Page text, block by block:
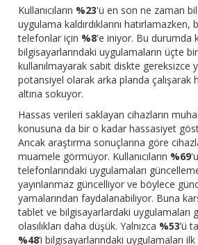
Kullanıcıların %23'ü en son ne zaman
uygulama kaldırdıklarını hatırlamazken,
telefonlar için %8'e iniyor. Bu durumda
bilgisayarlarındaki uygulamaların üçte
kullanılmayarak sabit diskte gereksizce
potansiyel olarak arka planda çalışarak
altına sokuyor.
Hassas verileri saklayan cihazların
konusuna da bir o kadar hassasiyet
Ancak araştırma sonuçlarına göre
muamele görmüyor. Kullanıcıların %69
telefonlarındaki uygulamaları
yayınlanmaz güncelliyor ve böylece
yamalarından faydalanabiliyor. Buna
tablet ve bilgisayarlardaki uygulamaları
olasılıkları daha düşük. Yalnızca %53’ü
%48’i bilgisayarlarındaki uygulamaları